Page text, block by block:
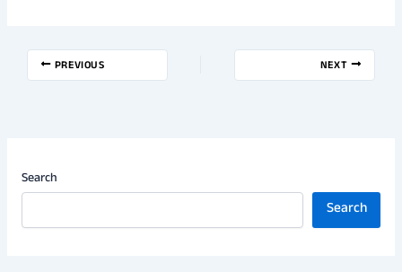
PREVIOUS NEXT
Search
Search